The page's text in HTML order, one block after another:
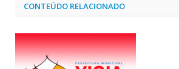
CONTEÚDO RELACIONADO